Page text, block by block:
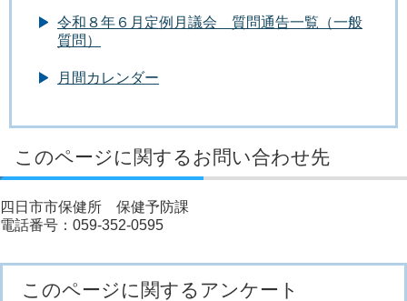
令和８年６月定例月議会 質問通告一覧（一般
質問）
月間カレンダー
このページに関するお問い合わせ先
四日市市保健所 保健予防課
電話番号：059-352-0595
このページに関するアンケート